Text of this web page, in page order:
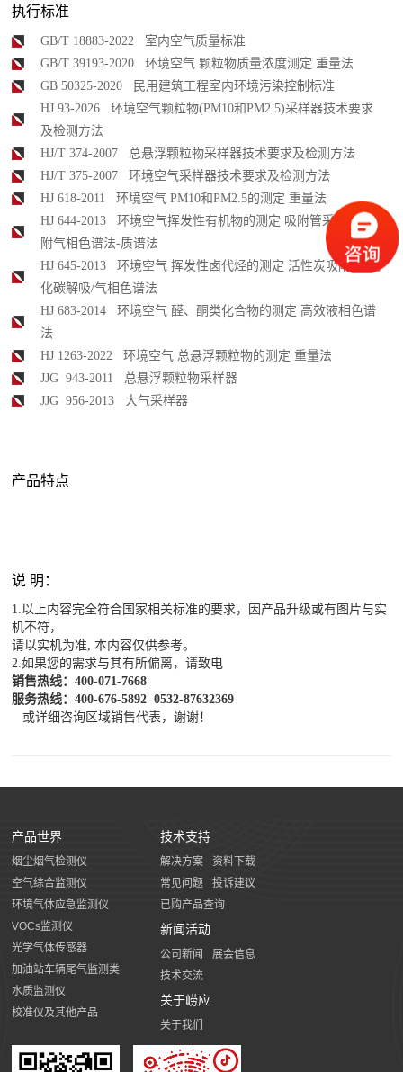
执行标准
GB/T 18883-2022 室内空气质量标准
GB/T 39193-2020 环境空气 颗粒物质量浓度测定 重量法
GB 50325-2020 民用建筑工程室内环境污染控制标准
HJ 93-2026 环境空气颗粒物(PM10和PM2.5)采样器技术要求
及检测方法
HJ/T 374-2007 总悬浮颗粒物采样器技术要求及检测方法
HJ/T 375-2007 环境空气采样器技术要求及检测方法
HJ 618-2011 环境空气 PM10和PM2.5的测定 重量法
HJ 644-2013 环境空气挥发性有机物的测定 吸附管采样-热脱
附气相色谱法-质谱法
HJ 645-2013 环境空气 挥发性卤代烃的测定 活性炭吸附-二硫
化碳解吸/气相色谱法
HJ 683-2014 环境空气 醛、酮类化合物的测定 高效液相色谱
法
HJ 1263-2022 环境空气 总悬浮颗粒物的测定 重量法
JJG 943-2011 总悬浮颗粒物采样器
JJG 956-2013 大气采样器
产品特点
说 明：
1.以上内容完全符合国家相关标准的要求，因产品升级或有图片与实
机不符，
请以实机为准, 本内容仅供参考。
2.如果您的需求与其有所偏离，请致电
销售热线：400-071-7668
服务热线：400-676-5892 0532-87632369
或详细咨询区域销售代表，谢谢！
产品世界
烟尘烟气检测仪
空气综合监测仪
环境气体应急监测仪
VOCs监测仪
光学气体传感器
加油站车辆尾气监测类
水质监测仪
校准仪及其他产品
技术支持
解决方案
资料下载
常见问题
投诉建议
已购产品查询
新闻活动
公司新闻
展会信息
技术交流
关于崂应
关于我们